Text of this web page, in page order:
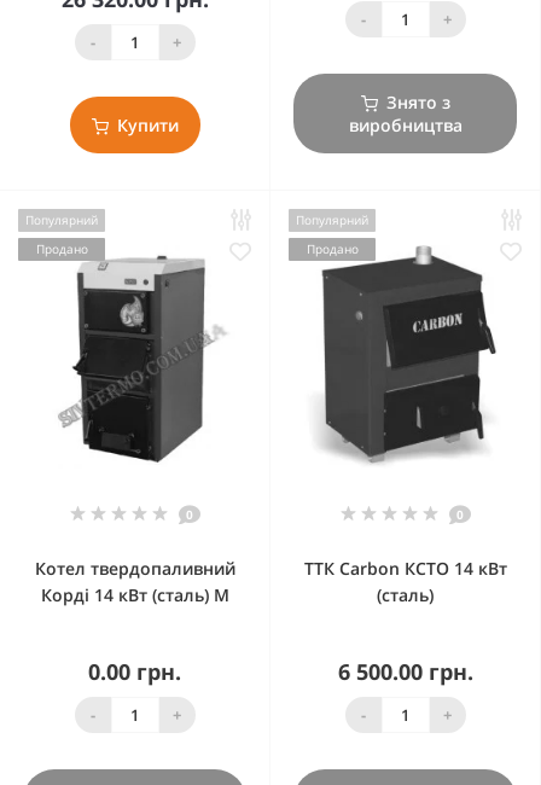
- +
Купити
- +
Знято з
виробництва
Популярний
Продано
0
Котел твердопаливний
Корді 14 кВт (сталь) М
0.00 грн.
- +
Популярний
Продано
0
ТТК Carbon КСТО 14 кВт
(сталь)
6 500.00 грн.
- +